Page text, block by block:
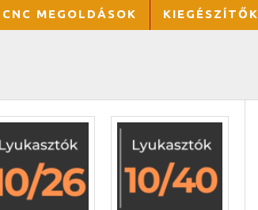
CNC MEGOLDÁSOK KIEGÉSZÍTŐK